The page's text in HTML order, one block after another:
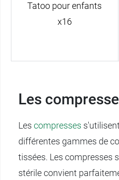
Tatoo pour enfants
x16
Les
Les compresses
différentes gammes de
tissées. Les compresses
stérile convient